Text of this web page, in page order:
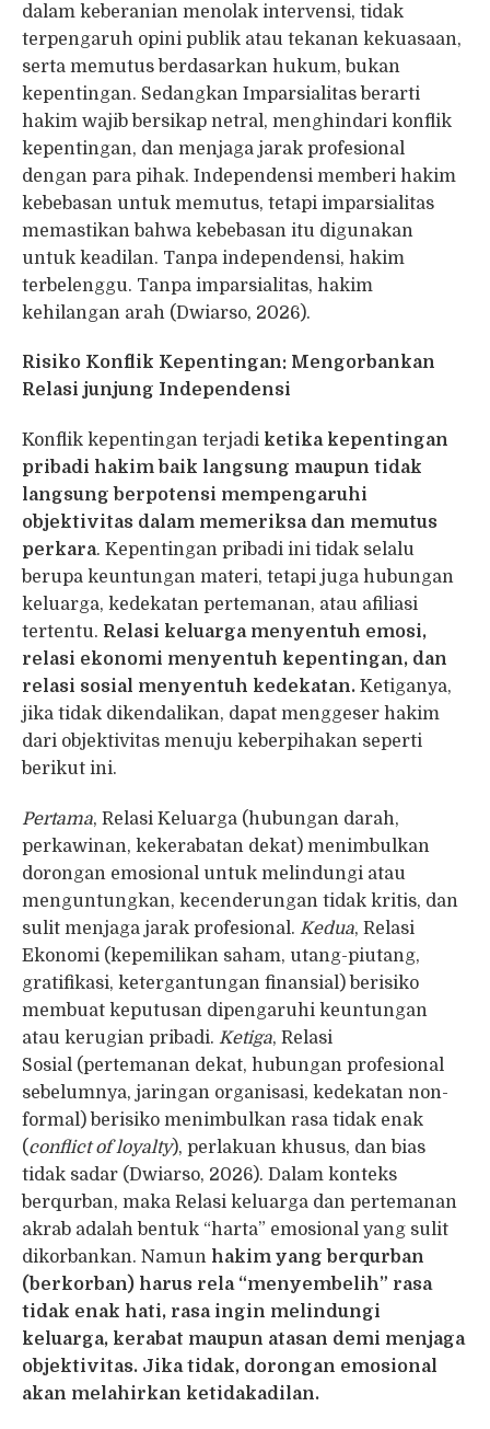
dalam keberanian menolak intervensi, tidak
terpengaruh opini publik atau tekanan kekuasaan,
serta memutus berdasarkan hukum, bukan
kepentingan. Sedangkan Imparsialitas berarti
hakim wajib bersikap netral, menghindari konflik
kepentingan, dan menjaga jarak profesional
dengan para pihak. Independensi memberi hakim
kebebasan untuk memutus, tetapi imparsialitas
memastikan bahwa kebebasan itu digunakan
untuk keadilan. Tanpa independensi, hakim
terbelenggu. Tanpa imparsialitas, hakim
kehilangan arah (Dwiarso, 2026).
Risiko Konflik Kepentingan: Mengorbankan
Relasi junjung Independensi
Konflik kepentingan terjadi ketika kepentingan
pribadi hakim baik langsung maupun tidak
langsung berpotensi mempengaruhi
objektivitas dalam memeriksa dan memutus
perkara. Kepentingan pribadi ini tidak selalu
berupa keuntungan materi, tetapi juga hubungan
keluarga, kedekatan pertemanan, atau afiliasi
tertentu. Relasi keluarga menyentuh emosi,
relasi ekonomi menyentuh kepentingan, dan
relasi sosial menyentuh kedekatan. Ketiganya,
jika tidak dikendalikan, dapat menggeser hakim
dari objektivitas menuju keberpihakan seperti
berikut ini.
Pertama, Relasi Keluarga (hubungan darah,
perkawinan, kekerabatan dekat) menimbulkan
dorongan emosional untuk melindungi atau
menguntungkan, kecenderungan tidak kritis, dan
sulit menjaga jarak profesional. Kedua, Relasi
Ekonomi (kepemilikan saham, utang-piutang,
gratifikasi, ketergantungan finansial) berisiko
membuat keputusan dipengaruhi keuntungan
atau kerugian pribadi. Ketiga, Relasi
Sosial (pertemanan dekat, hubungan profesional
sebelumnya, jaringan organisasi, kedekatan non-
formal) berisiko menimbulkan rasa tidak enak
(conflict of loyalty), perlakuan khusus, dan bias
tidak sadar (Dwiarso, 2026). Dalam konteks
berqurban, maka Relasi keluarga dan pertemanan
akrab adalah bentuk “harta” emosional yang sulit
dikorbankan. Namun hakim yang berqurban
(berkorban) harus rela “menyembelih” rasa
tidak enak hati, rasa ingin melindungi
keluarga, kerabat maupun atasan demi menjaga
objektivitas. Jika tidak, dorongan emosional
akan melahirkan ketidakadilan.